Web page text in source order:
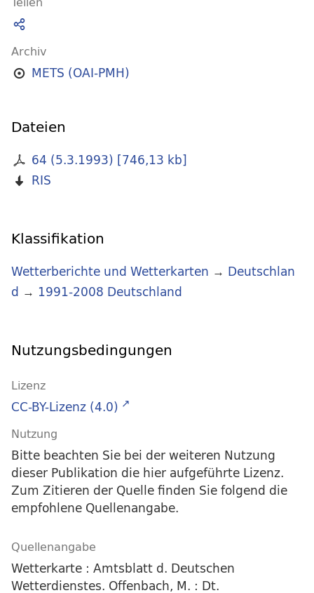
Archiv
METS (OAI-PMH)
Dateien
64 (5.3.1993) [746,13 kb]
RIS
Klassifikation
Wetterberichte und Wetterkarten → Deutschlan
d → 1991-2008 Deutschland
Nutzungsbedingungen
Lizenz
CC-BY-Lizenz (4.0)
Nutzung
Bitte beachten Sie bei der weiteren Nutzung
dieser Publikation die hier aufgeführte Lizenz.
Zum Zitieren der Quelle finden Sie folgend die
empfohlene Quellenangabe.
Quellenangabe
Wetterkarte : Amtsblatt d. Deutschen
Wetterdienstes. Offenbach, M. : Dt.